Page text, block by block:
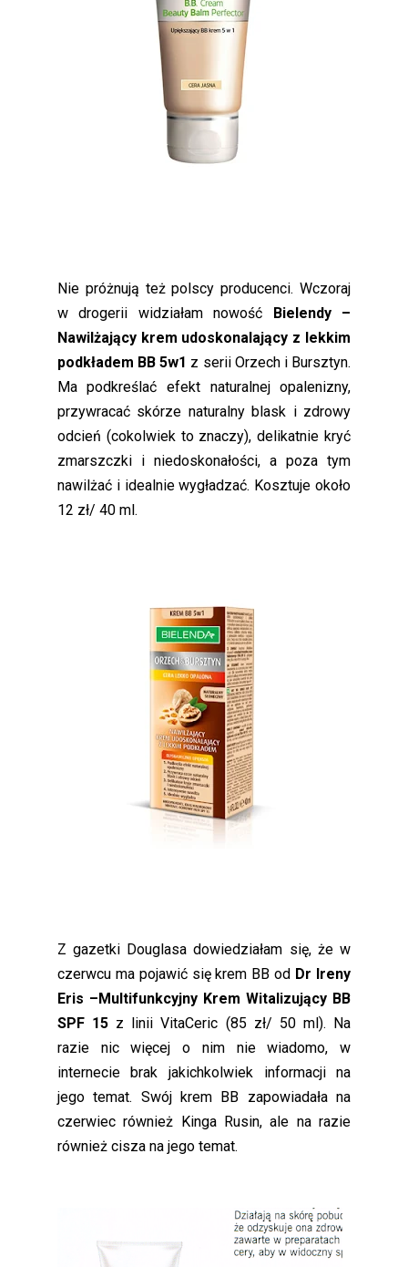
Nie próżnują też polscy producenci. Wczoraj
w drogerii widziałam nowość Bielendy –
Nawilżający krem udoskonalający z lekkim
podkładem BB 5w1 z serii Orzech i Bursztyn.
Ma podkreślać efekt naturalnej opalenizny,
przywracać skórze naturalny blask i zdrowy
odcień (cokolwiek to znaczy), delikatnie kryć
zmarszczki i niedoskonałości, a poza tym
nawilżać i idealnie wygładzać. Kosztuje około
12 zł/ 40 ml.
Z gazetki Douglasa dowiedziałam się, że w
czerwcu ma pojawić się krem BB od Dr Ireny
Eris –Multifunkcyjny Krem Witalizujący BB
SPF 15z linii VitaCeric (85 zł/ 50 ml). Na
razie nic więcej o nim nie wiadomo, w
internecie brak jakichkolwiek informacji na
jego temat. Swój krem BB zapowiadała na
czerwiec również Kinga Rusin, ale na razie
również cisza na jego temat.